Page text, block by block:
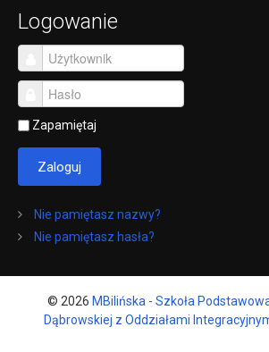
Logowanie
Zapamiętaj
Zaloguj
Nie pamiętasz nazwy?
Nie pamiętasz hasła?
© 2026 MBilińska - Szkoła
Dąbrowskiej z Oddziałami